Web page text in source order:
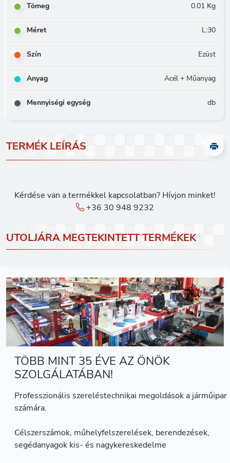
TERMÉK LEÍRÁS
Kérdése van a termékkel kapcsolatban? Hívjon minket!
+36 30 948 9232
Tömeg 0.01 Kg
Méret L:30
Szín Ezüst
Anyag Acél + Műanyag
Mennyiségi egység db
UTOLJÁRA MEGTEKINTETT TERMÉKEK
TÖBB MINT 35 ÉVE AZ ÖNÖK
SZOLGÁLATÁBAN!
Professzionális szereléstechnikai megoldások a járműipar
számára.
Célszerszámok, műhelyfelszerelések, berendezések,
segédanyagok kis- és nagykereskedelme